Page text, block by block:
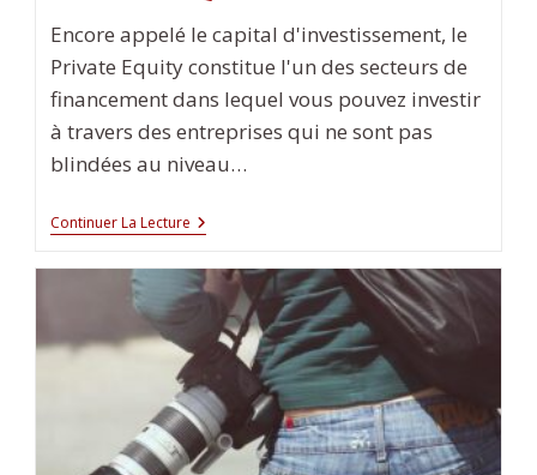
Encore appelé le capital d'investissement, le
Private Equity constitue l'un des secteurs de
financement dans lequel vous pouvez investir
à travers des entreprises qui ne sont pas
blindées au niveau…
Continuer La Lecture 5
Choses
Savoir
Sur
Private
Equity